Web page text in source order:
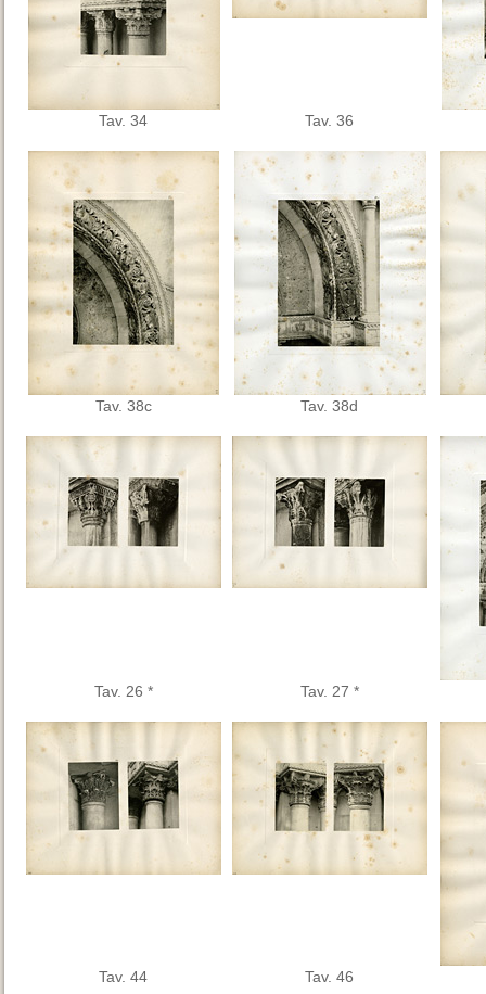
Tav. 34 Tav. 36
Tav. 38c Tav. 38d
Tav. 26 * Tav. 27 *
Tav. 44 Tav. 46